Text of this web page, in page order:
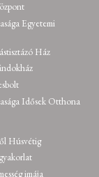
Egyetemi
Ház
Idősek Otthona
Húsvétig
imája